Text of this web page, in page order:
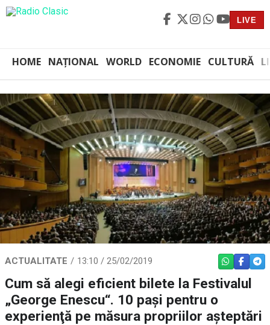
LIVE
HOME NAȚIONAL WORLD ECONOMIE CULTURĂ
ACTUALITATE 13:10 / 25/02/2019 WHATSAPP
Cum să alegi eficient bilete la Festivalul
„George Enescu“. 10 paşi pentru o
experienţă pe măsura propriilor aşteptări